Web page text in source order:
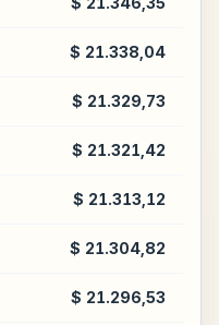
$ 21.338,04
$ 21.329,73
$ 21.321,42
$ 21.313,12
$ 21.304,82
$ 21.296,53